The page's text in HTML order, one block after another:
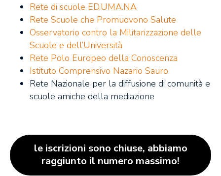
Rete di scuole ED.UMA.NA
Rete Scuole che Promuovono Salute
Osservatorio contro la Militarizzazione delle
Scuole e dell’Università
Rete Polo Europeo della Conoscenza
Istituto Comprensivo Nazario Sauro
Rete Nazionale per la diffusione di comunità e
scuole amiche della mediazione
le iscrizioni sono chiuse, abbiamo
raggiunto il numero massimo!